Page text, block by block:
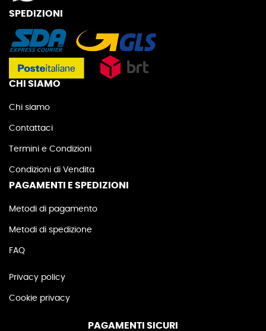
SPEDIZIONI
CHI SIAMO
Chi siamo
Contattaci
Termini e Condizioni
Condizioni di Vendita
PAGAMENTI E SPEDIZIONI
Metodi di pagamento
Metodi di spedizione
FAQ
Privacy policy
Cookie privacy
PAGAMENTI SICURI